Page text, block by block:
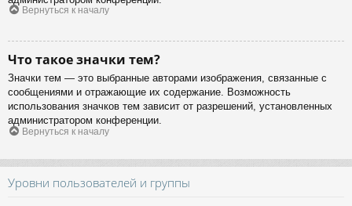
Вернуться к началу
Что такое значки тем?
Значки тем — это выбранные авторами изображения, связанные с
сообщениями и отражающие их содержание. Возможность
использования значков тем зависит от разрешений, установленных
администратором конференции.
Вернуться к началу
Уровни пользователей и группы